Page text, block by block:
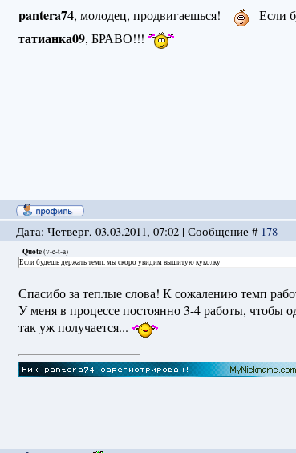
pantera74, молодец, продвигаешься! Если
татианка09, БРАВО!!!
Дата: Четверг, 03.03.2011, 07:02 | Сообщение # 178
Quote(v-e-t-a)
Если будешь держать темп, мы скоро увидим вышитую куколку
Спасибо за теплые слова! К сожалению темп
У меня в процессе постоянно 3-4 работы, чтобы
так уж получается...